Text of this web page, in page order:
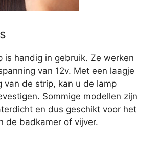
is handig in gebruik. Ze werken
van 12v. Met een laagje
van de strip, kan u de lamp
Sommige modellen zijn
en dus geschikt voor het
de badkamer of vijver.